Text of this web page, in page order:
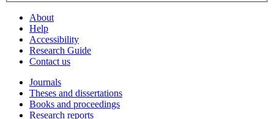
About
Help
Accessibility
Research Guide
Contact us
Journals
Theses and dissertations
Books and proceedings
Research reports